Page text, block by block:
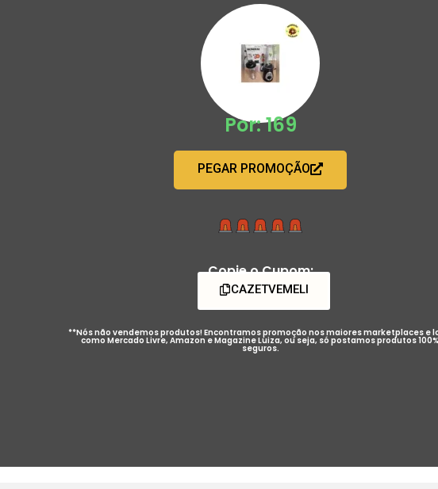
Por: 169
PEGAR PROMOÇÃO
Copie o Cupom:
CAZETVEMELI
**Nós não vendemos produtos! Encontramos promoção nos maiores marketplaces e
como Mercado Livre, Amazon e Magazine Luiza, ou seja, só postamos produtos 100%
seguros.